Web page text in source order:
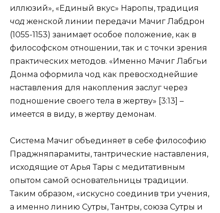
иллюзий», «Единый вкус» Наропы, традиция
чод женской линии передачи Мачиг Лабдрон
(1055-1153) занимает особое положение, как в
философском отношении, так и с точки зрения
практических методов. «Именно Мачиг Лабгьи
Донма оформила чод как превосходнейшие
наставления для накопления заслуг через
подношение своего тела в жертву» [3:13] –
имеется в виду, в жертву демонам.
Система Мачиг объединяет в себе философию
Праджняпарамиты, тантрические наставления,
исходящие от Арья Тары с медитативным
опытом самой основательницы традиции.
Таким образом, «искусно соединив три учения,
а именно линию Сутры, Тантры, союза Сутры и